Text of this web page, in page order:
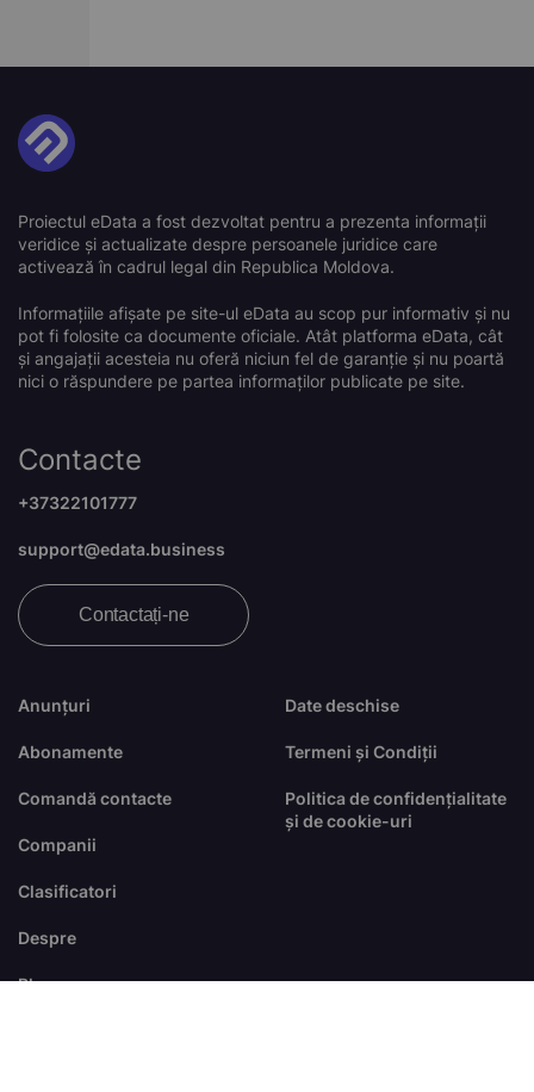
Proiectul eData a fost dezvoltat pentru a prezenta informații
veridice și actualizate despre persoanele juridice care
activează în cadrul legal din Republica Moldova.
Informațiile afișate pe site-ul eData au scop pur informativ și nu
pot fi folosite ca documente oficiale. Atât platforma eData, cât
și angajații acesteia nu oferă niciun fel de garanție și nu poartă
nici o răspundere pe partea informaților publicate pe site.
Anunțuri
Abonamente
Comandă contacte
Companii
Clasificatori
Despre
Blog
Date deschise
Termeni și Condiții
Politica de confidențialitate
și de cookie-uri
Contacte
+37322101777
support@edata.business
Contactați-ne